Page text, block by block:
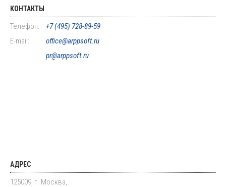
КОНТАКТЫ
Телефон:
+7 (495) 728-89-59
E-mail:
office@arppsoft.ru
pr@arppsoft.ru
АДРЕС
125009, г. Москва,